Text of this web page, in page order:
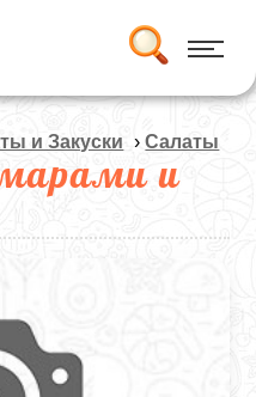
и Закуски ›Салаты
и